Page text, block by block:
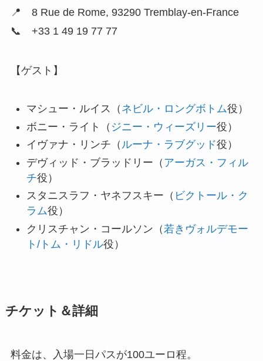
📍 8 Rue de Rome, 93290 Tremblay-en-France
📞 +33 1 49 19 77 77
【ゲスト】
マシュー・ルイス（ ネビル・ロングボトム役）
ボニー・ライト（ ジニー・ウィーズリー役）
イヴァナ・リンチ（ ルーナ・ラブグッド役）
デヴィッド・ブラッドリー（ アーガス・フィル
チ役）
スタニスラフ・ヤネフスキー（ ビクトール・ク
ラム役）
クリスチャン・コールソン（ 若きヴォルデモー
ト/トム・リドル役）
チケット＆詳細
料金は、入場一日パスが100ユーロ程。